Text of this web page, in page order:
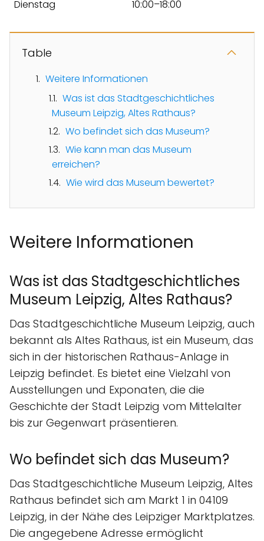
Dienstag 10:00–18:00
Table
Weitere Informationen
Was ist das Stadtgeschichtliches
Museum Leipzig, Altes Rathaus?
Wo befindet sich das Museum?
Wie kann man das Museum
erreichen?
Wie wird das Museum bewertet?
Weitere Informationen
Was ist das Stadtgeschichtliches
Museum Leipzig, Altes Rathaus?
Das Stadtgeschichtliche Museum Leipzig, auch
bekannt als Altes Rathaus, ist ein Museum, das
sich in der historischen Rathaus-Anlage in
Leipzig befindet. Es bietet eine Vielzahl von
Ausstellungen und Exponaten, die die
Geschichte der Stadt Leipzig vom Mittelalter
bis zur Gegenwart präsentieren.
Wo befindet sich das Museum?
Das Stadtgeschichtliche Museum Leipzig, Altes
Rathaus befindet sich am Markt 1 in 04109
Leipzig, in der Nähe des Leipziger Marktplatzes.
Die angegebene Adresse ermöglicht